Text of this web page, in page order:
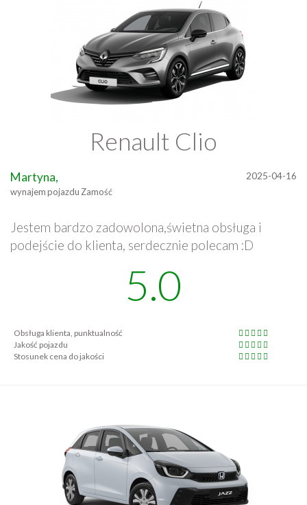
Renault Clio
2025-04-16
Martyna,
wynajem pojazdu Zamość
Jestem bardzo zadowolona,świetna obsługa i
podejście do klienta, serdecznie polecam :D
5.0
Obsługa klienta, punktualność
Jakość pojazdu
Stosunek cena do jakości